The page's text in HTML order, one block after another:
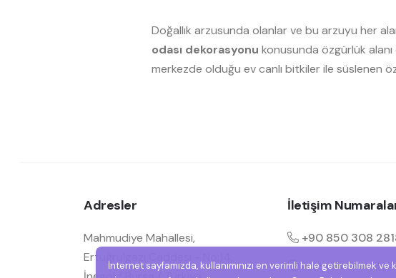
Doğallık arzusunda olanlar ve bu arzuyu her
odası dekorasyonu konusunda özgürlük
merkezde olduğu ev canlı bitkiler ile süslenen
Adresler
Mahmudiye Mahallesi,
Ertuğrulgazi Caddesi - No:14,
İletişim
+90 850 308
Müşteri
İnternet sayfamızda, kullanımınızı en verimli hale getirebilmek